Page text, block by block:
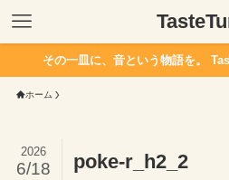
その一皿に、音という物語を。
ホーム
poke-r_h2_2
2026
6/18